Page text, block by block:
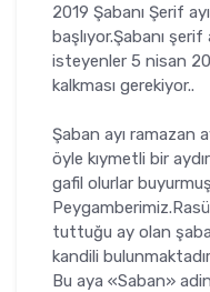
2019 Şabanı Şerif
başlıyor.Şabanı
isteyenler 5 nisan
kalkması gerekiyor..
Şaban ayı ramazan
öyle kıymetli bir
gafil olurlar
tuttuğu ay olan
kandili
Bu aya «Saban»